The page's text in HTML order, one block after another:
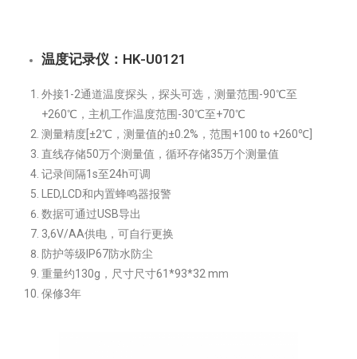
温度记录仪：HK-U0121
外接1-2通道温度探头，探头可选，测量范围-90℃至
+260℃，主机工作温度范围-30℃至+70℃
测量精度[±2℃，测量值的±0.2%，范围+100 to +260℃]
直线存储50万个测量值，循环存储35万个测量值
记录间隔1s至24h可调
LED,LCD和内置蜂鸣器报警
数据可通过USB导出
3,6V/AA供电，可自行更换
防护等级IP67防水防尘
重量约130g，尺寸尺寸61*93*32 mm
保修3年